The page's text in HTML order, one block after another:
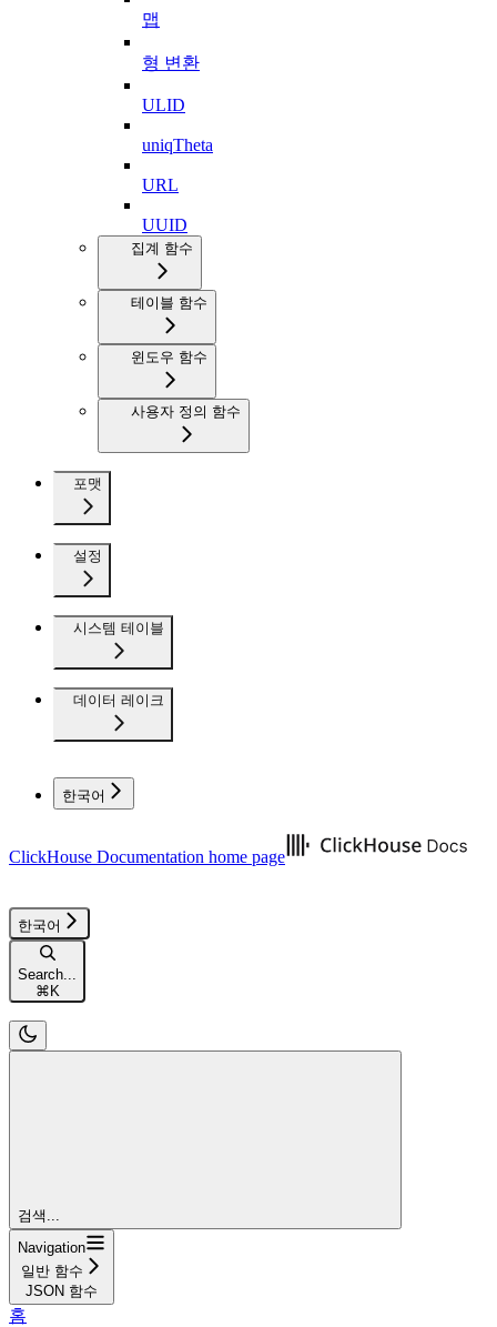
맵
형 변환
ULID
uniqTheta
URL
UUID
집계 함수
테이블 함수
윈도우 함수
사용자 정의 함수
포맷
설정
시스템 테이블
데이터 레이크
한국어
ClickHouse Documentation home page
한국어
Search...
⌘K
검색...
Navigation
일반 함수
JSON 함수
홈